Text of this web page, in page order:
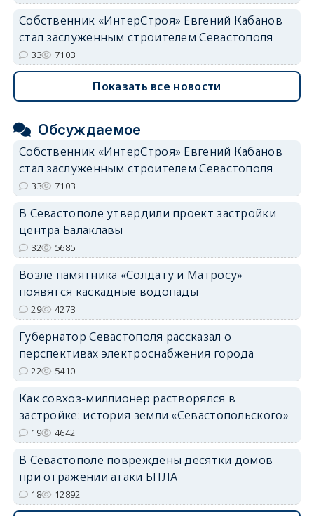
Собственник «ИнтерСтроя» Евгений Кабанов
стал заслуженным строителем Севастополя
33 7103
Показать все новости
Обсуждаемое
Собственник «ИнтерСтроя» Евгений Кабанов
стал заслуженным строителем Севастополя
33 7103
В Севастополе утвердили проект застройки
центра Балаклавы
32 5685
Возле памятника «Солдату и Матросу»
появятся каскадные водопады
29 4273
Губернатор Севастополя рассказал о
перспективах электроснабжения города
22 5410
Как совхоз-миллионер растворялся в
застройке: история земли «Севастопольского»
19 4642
В Севастополе повреждены десятки домов
при отражении атаки БПЛА
18 12892